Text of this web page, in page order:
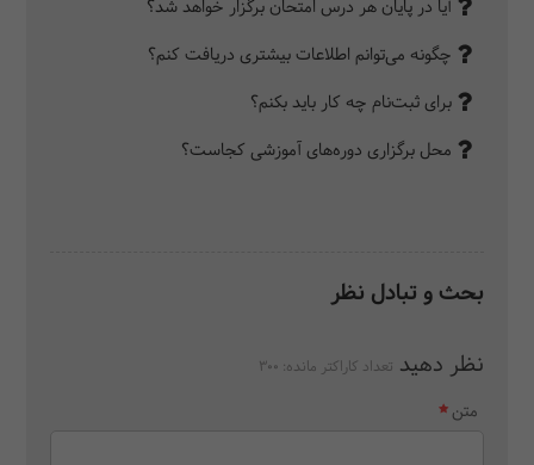
آیا در پایان هر درس امتحان برگزار خواهد شد؟
چگونه می‌توانم اطلاعات بیشتری دریافت کنم؟
برای ثبت‌نام چه کار باید بکنم؟
محل برگزاری دوره‌های آموزشی کجاست؟
بحث و تبادل نظر
نظر دهید تعداد کاراکتر مانده: 300
متن